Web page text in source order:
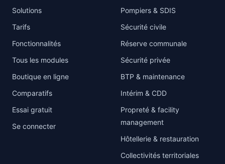
Solutions
Tarifs
Fonctionnalités
Tous les modules
Boutique en ligne
Comparatifs
Essai gratuit
Se connecter
Pompiers & SDIS
Sécurité civile
Réserve communale
Sécurité privée
BTP & maintenance
Intérim & CDD
Propreté & facility
management
Hôtellerie & restauration
Collectivités territoriales